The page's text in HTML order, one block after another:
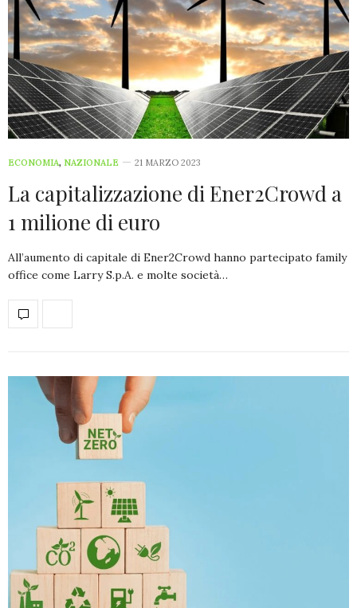
ECONOMIA, NAZIONALE 21 MARZO 2023
La capitalizzazione di Ener2Crowd a
1 milione di euro
All’aumento di capitale di Ener2Crowd hanno partecipato family
office come Larry S.p.A. e molte società…